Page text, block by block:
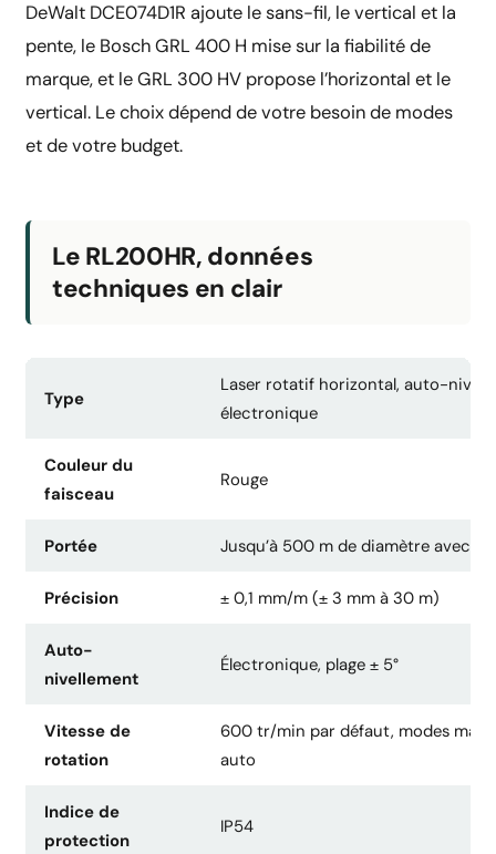
DeWalt DCE074D1R ajoute le sans-fil, le vertical et la
pente, le Bosch GRL 400 H mise sur la fiabilité de
marque, et le GRL 300 HV propose l’horizontal et le
vertical. Le choix dépend de votre besoin de modes
et de votre budget.
Le RL200HR, données
techniques en clair
Type
Laser rotatif horizontal, auto-
électronique
Couleur du
faisceau
Rouge
Portée Jusqu’à 500 m de diamètre avec
Précision ± 0,1 mm/m (± 3 mm à 30 m)
Auto-
nivellement
Électronique, plage ± 5°
Vitesse de
rotation
600 tr/min par défaut, modes
auto
Indice de
protection
IP54